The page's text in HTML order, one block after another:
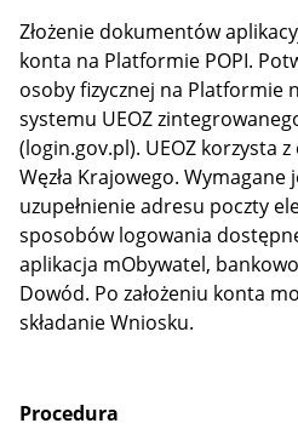
Złożenie dokumentów
konta na Platformie POPI.
osoby fizycznej na Platformie
systemu UEOZ
(login.gov.pl). UEOZ korzysta
Węzła Krajowego.
uzupełnienie adresu poczty
sposobów logowania
aplikacja mObywatel,
Dowód. Po założeniu konta
składanie Wniosku.
Procedura